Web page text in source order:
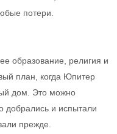
потери.
образование, религия и
план, когда Юпитер
дом. Это можно
добрались и испытали
прежде.